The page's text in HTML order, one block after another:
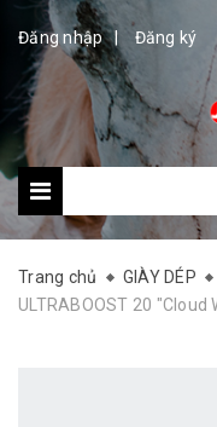
Đăng nhập Đăng ký
Trang chủ GIÀY DÉP
ULTRABOOST 20